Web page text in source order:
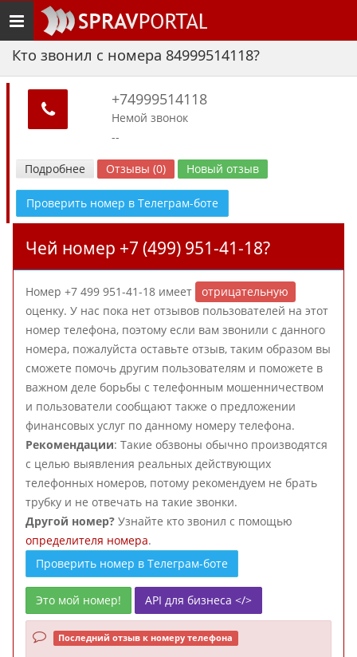
Toggle
navigation
Кто звонил с номера 84999514118?
+74999514118
Немой звонок
--
Подробнее Отзывы (0) Новый отзыв
Проверить номер в Телеграм-боте
Чей номер +7 (499) 951-41-18?
Номер +7 499 951-41-18 имеет
отрицательную
оценку. У нас пока нет отзывов пользователей на этот
номер телефона, поэтому если вам звонили с данного
номера, пожалуйста оставьте отзыв, таким образом вы
сможете помочь другим пользователям и поможете в
важном деле борьбы с телефонным мошенничеством
и пользователи сообщают также о предложении
финансовых услуг по данному номеру телефона.
Рекомендации: Такие обзвоны обычно производятся
с целью выявления реальных действующих
телефонных номеров, потому рекомендуем не брать
трубку и не отвечать на такие звонки.
Другой номер? Узнайте кто звонил с помощью
определителя номера.
Проверить номер в Телеграм-боте
Это мой номер! API для бизнеса </>
Последний отзыв к номеру телефона